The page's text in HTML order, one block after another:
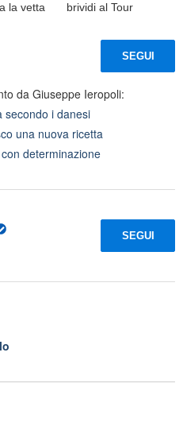
la vetta
brividi al Tour
SEGUI
da Giuseppe Ieropoli:
secondo i danesi
una nuova ricetta
determinazione
SEGUI